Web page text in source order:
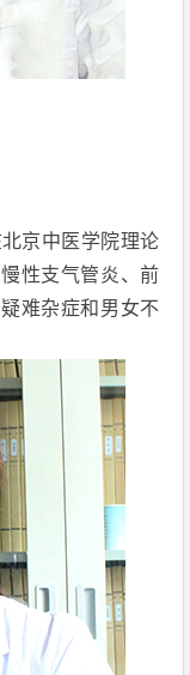
京中医学院理论
性支气管炎、前
难杂症和男女不